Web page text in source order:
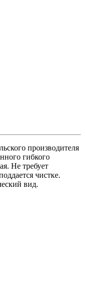
производителя
гибкого
Не требует
чистке.
вид.